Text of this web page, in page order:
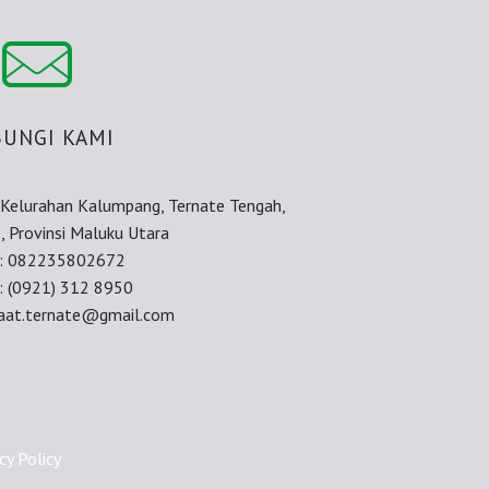
KAMI
Kalumpang, Ternate Tengah,
Provinsi Maluku Utara
082235802672
(0921) 312 8950
Policy